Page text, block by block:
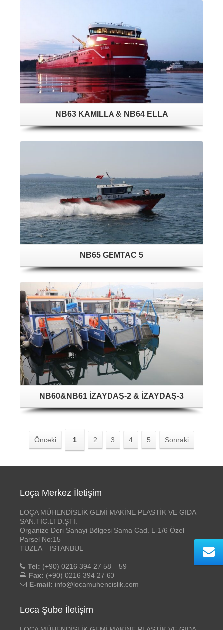
NB63 KAMILLA & NB64 ELLA
NB65 GEMTAC 5
NB60&NB61 İZAYDAŞ-2 & İZAYDAŞ-3
Önceki 1 2 3 4 5 Sonraki
Loça Merkez İletişim
LOÇA MÜHENDİSLİK GEMİ MAKİNE PLASTİK VE GIDA
SAN.TİC.LTD.ŞTİ.
Organize Deri Sanayi Bölgesi Sama Cad. L-1/6 Özel
Parsel No:15
TUZLA – İSTANBUL
Tel: (+90) 0216 394 27 58 – 59
Fax: (+90) 0216 394 27 60
E-mail: info@locamuhendislik.com
Loca Şube İletişim